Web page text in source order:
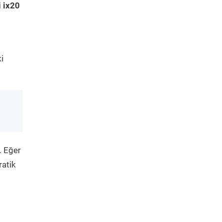
ix20
Eğer